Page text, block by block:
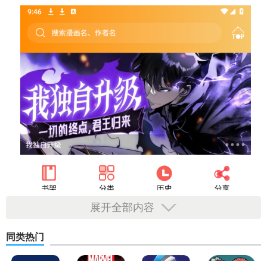
展开全部内容
同类热门